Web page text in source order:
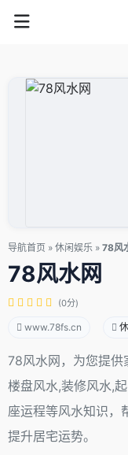
导航首页 » 休闲娱乐 » 78风
78风水网
(0分)
www.78fs.cn
78风水网，为您提供
楼盘风水,装修风水,
座运程等风水知识，
提升居宅运势。